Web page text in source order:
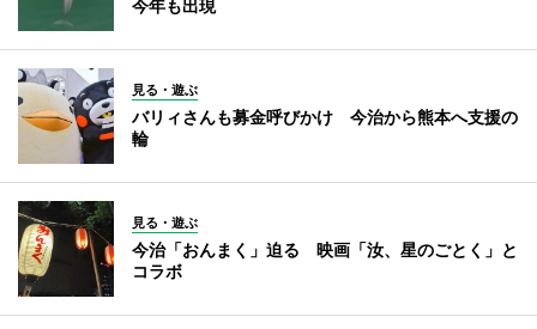
今年も出現
見る・遊ぶ
バリィさんも募金呼びかけ 今治から熊本へ支援の
輪
見る・遊ぶ
今治「おんまく」迫る 映画「汝、星のごとく」と
コラボ